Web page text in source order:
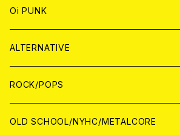
ANALOG
CD
ANALOG
JAPAN
WORLD
ANALOG
JAPAN
WORLD
JAPAN
CD
ANALOG
WORLD
CD
ANALOG
Oi PUNK
JAPAN
CD
ANALOG
WOLRD
CD
ALTERNATIVE
JAPAN
CD
WORLD
ROCK/POPS
JAPAN
OLD SCHOOL/NYHC/METALCORE